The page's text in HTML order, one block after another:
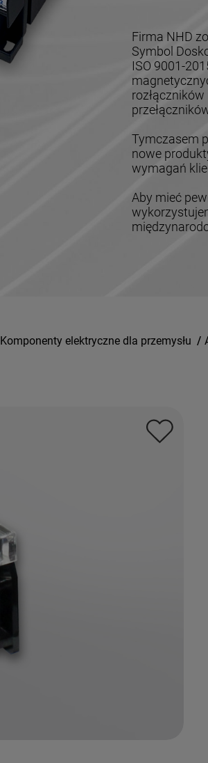
Firma NHD
Symbol
ISO 9001-
Tymczasem
nowe
wymagań
Aby mieć
Komponenty elektryczne dla przemysłu /